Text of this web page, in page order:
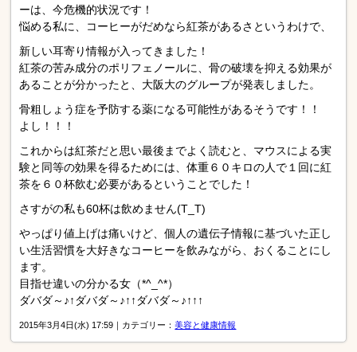
ーは、今危機的状況です！
悩める私に、コーヒーがだめなら紅茶があるさというわけで、
新しい耳寄り情報が入ってきました！
紅茶の苦み成分のポリフェノールに、骨の破壊を抑える効果が
あることが分かったと、大阪大のグループが発表しました。
骨粗しょう症を予防する薬になる可能性があるそうです！！
よし！！！
これからは紅茶だと思い最後までよく読むと、マウスによる実
験と同等の効果を得るためには、体重６０キロの人で１回に紅
茶を６０杯飲む必要があるということでした！
さすがの私も60杯は飲めません(T_T)
やっぱり値上げは痛いけど、個人の遺伝子情報に基づいた正し
い生活習慣を大好きなコーヒーを飲みながら、おくることにし
ます。
目指せ違いの分かる女（*^_^*）
ダバダ～♪↑ダバダ～♪↑↑ダバダ～♪↑↑↑
2015年3月4日(水) 17:59｜カテゴリー：美容と健康情報